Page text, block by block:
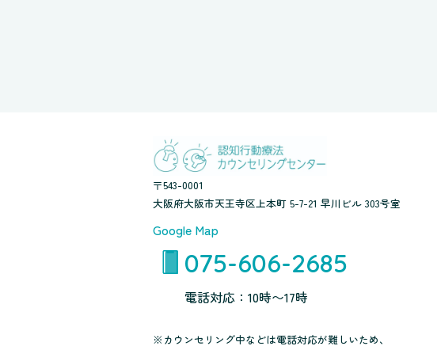
〒543-0001
大阪府大阪市天王寺区上本町 5-7-21 早川ビル 303号室
Google Map
075-606-2685
電話対応：10時〜17時
※カウンセリング中などは電話対応が難しいため、